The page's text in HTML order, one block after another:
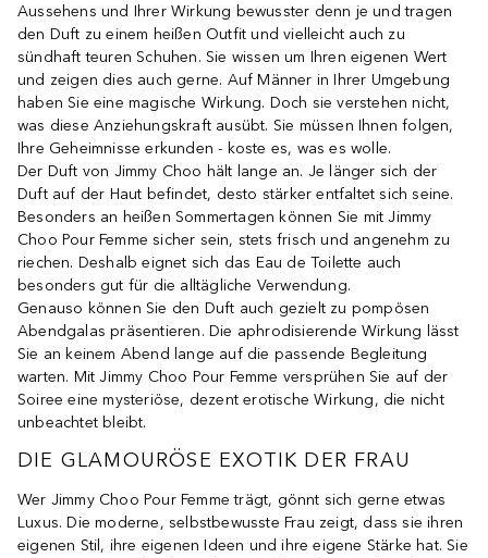
Aussehens und Ihrer Wirkung bewusster denn je und tragen
den Duft zu einem heißen Outfit und vielleicht auch zu
sündhaft teuren Schuhen. Sie wissen um Ihren eigenen Wert
und zeigen dies auch gerne. Auf Männer in Ihrer Umgebung
haben Sie eine magische Wirkung. Doch sie verstehen nicht,
was diese Anziehungskraft ausübt. Sie müssen Ihnen folgen,
Ihre Geheimnisse erkunden - koste es, was es wolle.
Der Duft von Jimmy Choo hält lange an. Je länger sich der
Duft auf der Haut befindet, desto stärker entfaltet sich seine.
Besonders an heißen Sommertagen können Sie mit Jimmy
Choo Pour Femme sicher sein, stets frisch und angenehm zu
riechen. Deshalb eignet sich das Eau de Toilette auch
besonders gut für die alltägliche Verwendung.
Genauso können Sie den Duft auch gezielt zu pompösen
Abendgalas präsentieren. Die aphrodisierende Wirkung lässt
Sie an keinem Abend lange auf die passende Begleitung
warten. Mit Jimmy Choo Pour Femme versprühen Sie auf der
Soiree eine mysteriöse, dezent erotische Wirkung, die nicht
unbeachtet bleibt.
DIE GLAMOURÖSE EXOTIK DER FRAU
Wer Jimmy Choo Pour Femme trägt, gönnt sich gerne etwas
Luxus. Die moderne, selbstbewusste Frau zeigt, dass sie ihren
eigenen Stil, ihre eigenen Ideen und ihre eigene Stärke hat. Sie